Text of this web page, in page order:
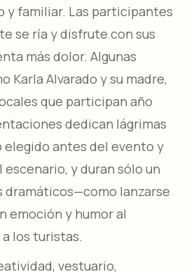
y familiar. Las participantes
se ría y disfrute con sus
más dolor. Algunas
Karla Alvarado y su madre,
que participan año
dedican lágrimas
elegido antes del evento y
y duran sólo un
dramáticos—como lanzarse
emoción y humor al
los turistas.
vestuario,